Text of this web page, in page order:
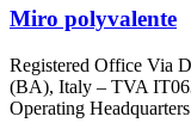
Miro polyvalente
Registered Office Via
(BA), Italy – TVA
Operating